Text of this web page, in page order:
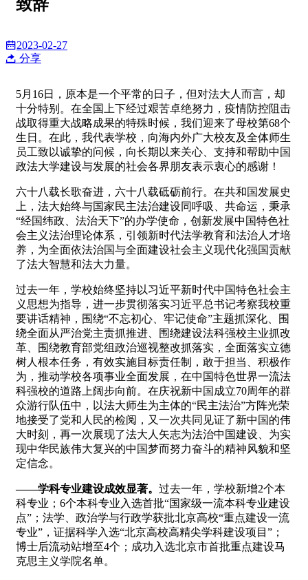
致辞
2023-02-27
分享
5月16日，原本是一个平常的日子，但对法大人而言，却
十分特别。在全国上下经过艰苦卓绝努力，疫情防控阻击
战取得重大战略成果的特殊时候，我们迎来了母校第68个
生日。在此，我代表学校，向海内外广大校友及全体师生
员工致以诚挚的问候，向长期以来关心、支持和帮助中国
政法大学建设与发展的社会各界朋友表示衷心的感谢！
六十八载长歌奋进，六十八载砥砺前行。在共和国发展史
上，法大始终与国家民主法治建设同呼吸、共命运，秉承
“经国纬政、法治天下”的办学使命，创新发展中国特色社
会主义法治理论体系，引领新时代法学教育和法治人才培
养，为全面依法治国与全面建设社会主义现代化强国贡献
了法大智慧和法大力量。
过去一年，学校始终坚持以习近平新时代中国特色社会主
义思想为指导，进一步贯彻落实习近平总书记考察我校重
要讲话精神，围绕“不忘初心、牢记使命”主题抓深化、围
绕全面从严治党主责抓推进、围绕建设法科强校主业抓改
革、围绕教育部党组政治巡视整改抓落实，全面落实立德
树人根本任务，有效实施目标责任制，敢于担当、积极作
为，推动学校各项事业全面发展，在中国特色世界一流法
科强校的道路上阔步向前。在庆祝新中国成立70周年的群
众游行队伍中，以法大师生为主体的“民主法治”方阵光荣
地接受了党和人民的检阅，又一次共同见证了新中国的伟
大时刻，再一次展现了法大人矢志为法治中国建设、为实
现中华民族伟大复兴的中国梦而努力奋斗的精神风貌和坚
定信念。
——学科专业建设成效显著。 过去一年，学校新增2个本
科专业；6个本科专业入选首批“国家级一流本科专业建设
点”；法学、政治学与行政学获批北京高校“重点建设一流
专业”，证据科学入选“北京高校高精尖学科建设项目”；
博士后流动站增至4个；成功入选北京市首批重点建设马
克思主义学院名单。